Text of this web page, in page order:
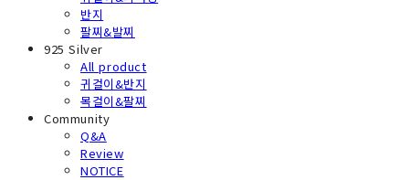
반지
팔찌&발찌
925 Silver
All product
귀걸이&반지
목걸이&팔찌
Community
Q&A
Review
NOTICE